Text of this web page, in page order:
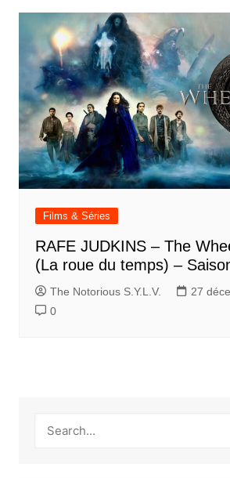
Films & Séries
RAFE JUDKINS – The
(La roue du temps) –
The Notorious S.Y.L.V.
27
0